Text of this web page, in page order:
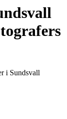
i Sundsvall